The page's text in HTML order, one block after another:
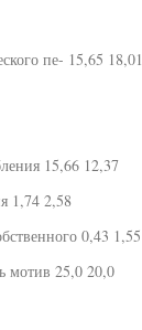
пе- 15,65 18,01
15,66 12,37
1,74 2,58
0,43 1,55
мотив 25,0 20,0